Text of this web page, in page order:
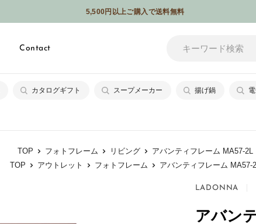
5,500円以上ご購入で送料無料
Contact
カタログギフト スープメーカー 揚げ鍋
TOP フォトフレーム リビング
アバンティフレーム MA57-2L
TOP
アウトレット フォトフレーム アバンティフレーム MA57-
LADONNA
アバン
メ
ギ